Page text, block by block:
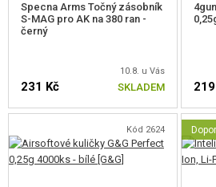
zbraň
zásobník S-MAG
redukce z Dean-T na MiniTamiya
instrukce
Balení neobsahuje baterii ani nabíječku.
Specna Arms Točný zásobník
S-MAG pro AK na 380 ran -
černý
10.8. u Vás
231 Kč SKLADEM
Kód 2624